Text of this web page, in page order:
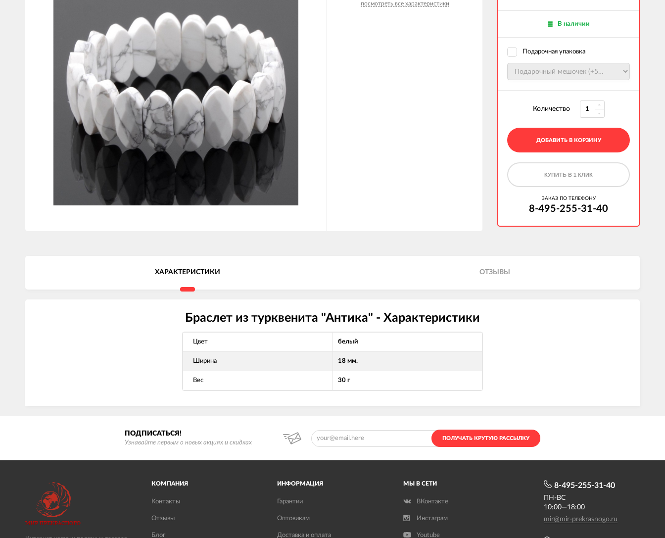
посмотреть все характеристики
В наличии
Подарочная упаковка
Количество
ДОБАВИТЬ В КОРЗИНУ
КУПИТЬ В 1 КЛИК
ЗАКАЗ ПО ТЕЛЕФОНУ
8-495-255-31-40
ХАРАКТЕРИСТИКИ ОТЗЫВЫ
Браслет из турквенита "Антика" - Характеристики
Цвет белый
Ширина 18 мм.
Вес 30 г
ПОДПИСАТЬСЯ!
Узнавайте первым о новых акциях и скидках
ПОЛУЧАТЬ КРУТУЮ РАССЫЛКУ
КОМПАНИЯ
Контакты
Отзывы
Блог
ИНФОРМАЦИЯ
Гарантии
Оптовикам
Доставка и оплата
МЫ В СЕТИ
ВКонтакте
Инстаграм
Youtube
8-495-255-31-40
ПН-ВС
10:00—18:00
mir@mir-prekrasnogo.ru